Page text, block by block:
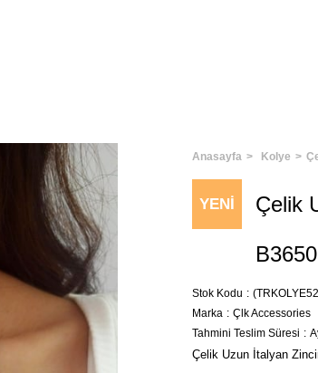
Anasayfa Kolye
YENI Çelik
Stok Kodu
Marka : Çlk Accessories
Tahmini Teslim Süresi :
Çelik Uzun İtalyan